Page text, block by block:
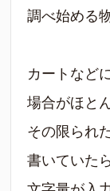
調べ始める
カートなど
場合がほと
その限られ
書いていた